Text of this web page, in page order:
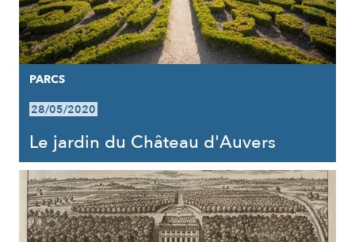
PARCS
28/05/2020
Le jardin du Château d'Auvers